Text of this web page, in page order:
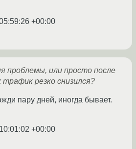
+00:00
проблемы, или просто после
резко снизился?
пару дней, иногда бывает.
+00:00